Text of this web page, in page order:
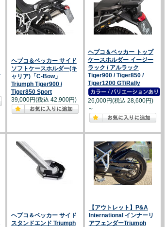
ヘプコ＆ベッカー サイド
ソフトケースホルダー(キ
ャリア)「C-Bow」
Triumph Tiger900 /
Tiger850 Sport
39,000円(税込 42,900円)
ヘプコ＆ベッカー トップ
ケースホルダー イージー
ラック / アルラック
Tiger900 / Tiger850 /
Tiger1200 GT/Rally
26,000円(税込 28,600円)
～
ヘプコ＆ベッカー サイド
スタンドエンド Triumph
【アウトレット】P&A
International インナーリ
アフェンダーTriumph